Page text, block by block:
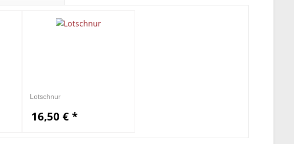
Lotschnur
16,50 € *